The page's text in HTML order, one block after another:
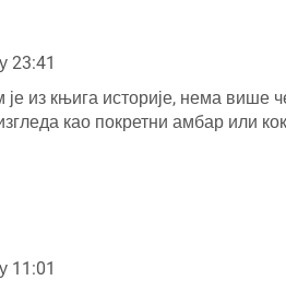
23:41
из књига историје, нема више
као покретни амбар или
11:01